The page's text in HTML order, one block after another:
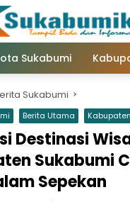
Sukabumi
Sukabumi
Berita Utama
Destinasi
Sukabumi
Sepekan